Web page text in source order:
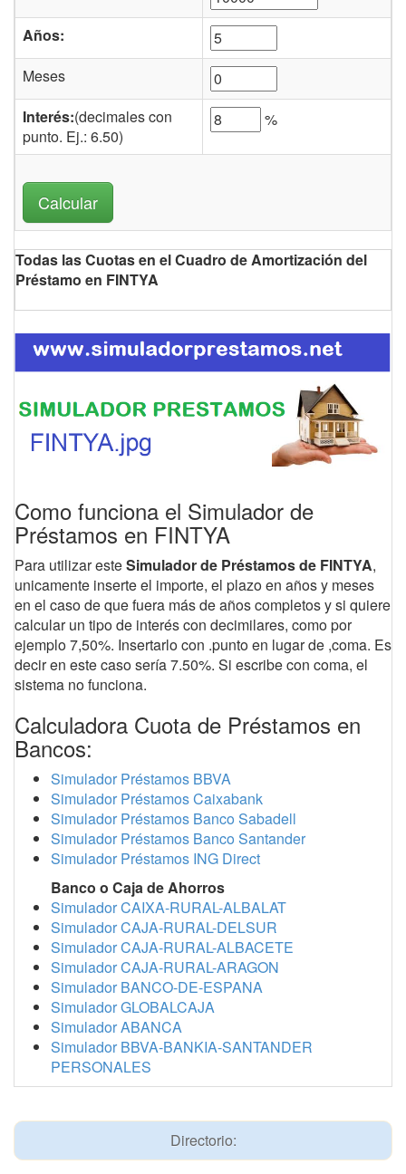
Años:
Meses
Interés:(decimales con
punto. Ej.: 6.50)
%
Todas las Cuotas en el Cuadro de Amortización del
Préstamo en FINTYA
Como funciona el Simulador de
Préstamos en FINTYA
Para utilizar esteSimulador de Préstamos de FINTYA,
unicamente inserte el importe, el plazo en años y meses
en el caso de que fuera más de años completos y si quiere
calcular un tipo de interés con decimilares, como por
ejemplo 7,50%. Insertarlo con .punto en lugar de ,coma. Es
decir en este caso sería 7.50%. Si escribe con coma, el
sistema no funciona.
Calculadora Cuota de Préstamos en
Bancos:
Simulador Préstamos BBVA
Simulador Préstamos Caixabank
Simulador Préstamos Banco Sabadell
Simulador Préstamos Banco Santander
Simulador Préstamos ING Direct
Banco o Caja de Ahorros
Simulador CAIXA-RURAL-ALBALAT
Simulador CAJA-RURAL-DELSUR
Simulador CAJA-RURAL-ALBACETE
Simulador CAJA-RURAL-ARAGON
Simulador BANCO-DE-ESPANA
Simulador GLOBALCAJA
Simulador ABANCA
Simulador BBVA-BANKIA-SANTANDER
PERSONALES
Directorio: